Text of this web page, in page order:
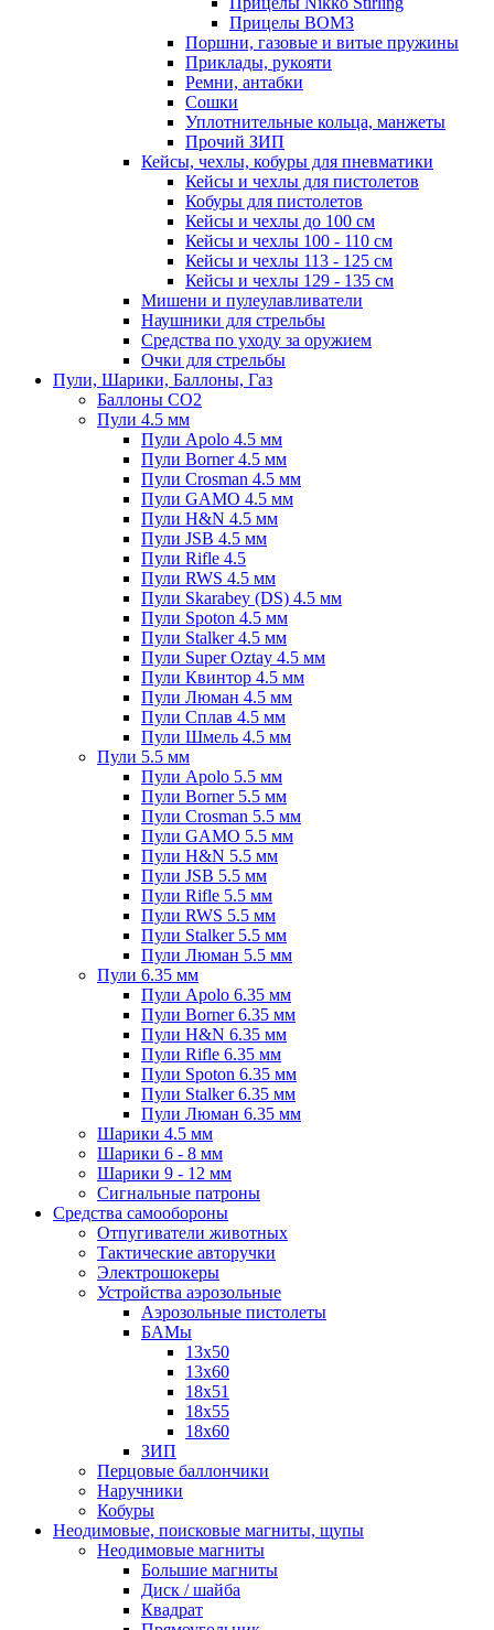
Прицелы ВОМЗ
Поршни, газовые и витые пружины
Приклады, рукояти
Ремни, антабки
Сошки
Уплотнительные кольца, манжеты
Прочий ЗИП
Кейсы, чехлы, кобуры для пневматики
Кейсы и чехлы для пистолетов
Кобуры для пистолетов
Кейсы и чехлы до 100 см
Кейсы и чехлы 100 - 110 см
Кейсы и чехлы 113 - 125 см
Кейсы и чехлы 129 - 135 см
Мишени и пулеулавливатели
Наушники для стрельбы
Средства по уходу за оружием
Очки для стрельбы
Пули, Шарики, Баллоны, Газ
Баллоны CO2
Пули 4.5 мм
Пули Apolo 4.5 мм
Пули Borner 4.5 мм
Пули Crosman 4.5 мм
Пули GAMO 4.5 мм
Пули H&N 4.5 мм
Пули JSB 4.5 мм
Пули Rifle 4.5
Пули RWS 4.5 мм
Пули Skarabey (DS) 4.5 мм
Пули Spoton 4.5 мм
Пули Stalker 4.5 мм
Пули Super Oztay 4.5 мм
Пули Квинтор 4.5 мм
Пули Люман 4.5 мм
Пули Сплав 4.5 мм
Пули Шмель 4.5 мм
Пули 5.5 мм
Пули Apolo 5.5 мм
Пули Borner 5.5 мм
Пули Crosman 5.5 мм
Пули GAMO 5.5 мм
Пули H&N 5.5 мм
Пули JSB 5.5 мм
Пули Rifle 5.5 мм
Пули RWS 5.5 мм
Пули Stalker 5.5 мм
Пули Люман 5.5 мм
Пули 6.35 мм
Пули Apolo 6.35 мм
Пули Borner 6.35 мм
Пули H&N 6.35 мм
Пули Rifle 6.35 мм
Пули Spoton 6.35 мм
Пули Stalker 6.35 мм
Пули Люман 6.35 мм
Шарики 4.5 мм
Шарики 6 - 8 мм
Шарики 9 - 12 мм
Сигнальные патроны
Средства самообороны
Отпугиватели животных
Тактические авторучки
Электрошокеры
Устройства аэрозольные
Аэрозольные пистолеты
БАМы
13х50
13х60
18х51
18х55
18х60
ЗИП
Перцовые баллончики
Наручники
Кобуры
Неодимовые, поисковые магниты, щупы
Неодимовые магниты
Большие магниты
Диск / шайба
Квадрат